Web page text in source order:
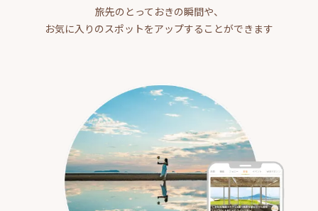
旅先のとっておきの瞬間や、
お気に入りのスポットをアップすることができます